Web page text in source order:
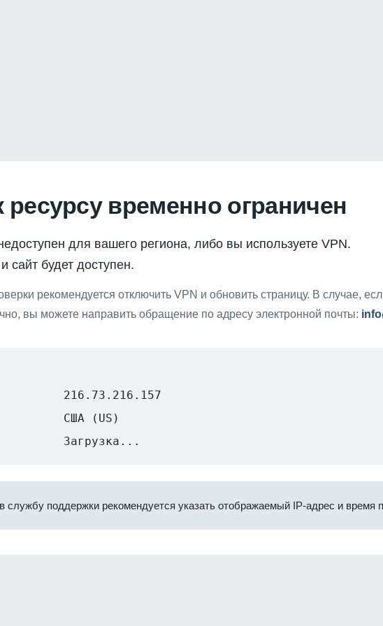
ресурсу временно ограничен
для вашего региона, либо вы используете VPN.
сайт будет доступен.
рекомендуется отключить VPN и обновить страницу. В случае,
вы можете направить обращение по адресу электронной почты:
216.73.216.157
США (US)
Загрузка...
службу поддержки рекомендуется указать отображаемый IP-адрес и время